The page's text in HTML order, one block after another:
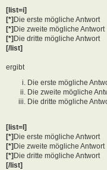
[list=i]
[*] Die erste mögliche Antwort
[*] Die zweite mögliche Antwort
[*] Die dritte mögliche Antwort
[/list]
ergibt
Die erste mögliche
Die zweite mögliche
Die dritte mögliche
[list=I]
[*]Die erste mögliche Antwort
[*]Die zweite mögliche Antwort
[*]Die dritte mögliche Antwort
[/list]